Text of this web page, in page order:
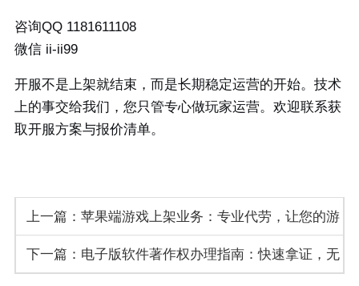
咨询QQ 1181611108
微信 ii-ii99
开服不是上架就结束，而是长期稳定运营的开始。技术
上的事交给我们，您只管专心做玩家运营。欢迎联系获
取开服方案与报价清单。
上一篇：苹果端游戏上架业务：专业代劳，让您的游
戏顺利登陆App Store
下一篇：电子版软件著作权办理指南：快速拿证，无